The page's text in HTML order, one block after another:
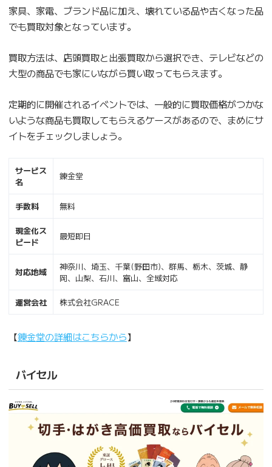
家具、家電、ブランド品に加え、壊れている品や古くなった品
でも買取対象となっています。
買取方法は、店頭買取と出張買取から選択でき、テレビなどの
大型の商品でも家にいながら買い取ってもらえます。
定期的に開催されるイベントでは、一般的に買取価格がつかな
いような商品も買取してもらえるケースがあるので、まめにサ
イトをチェックしましょう。
サービス
名
錬金堂
手数料 無料
現金化ス
ピード
最短即日
対応地域
神奈川、埼玉、千葉(野田市)、群馬、栃木、茨城、静
岡、山梨、石川、富山、全域対応
運営会社 株式会社GRACE
【錬金堂の詳細はこちらから】
バイセル